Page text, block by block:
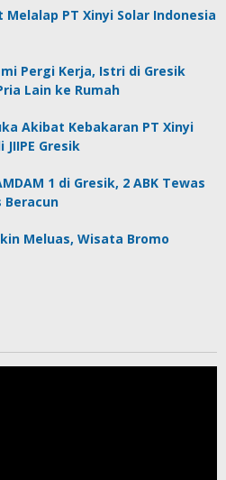
Melalap PT Xinyi Solar Indonesia
Pergi Kerja, Istri di Gresik
Lain ke Rumah
Akibat Kebakaran PT Xinyi
Gresik
1 di Gresik, 2 ABK Tewas
Beracun
Meluas, Wisata Bromo